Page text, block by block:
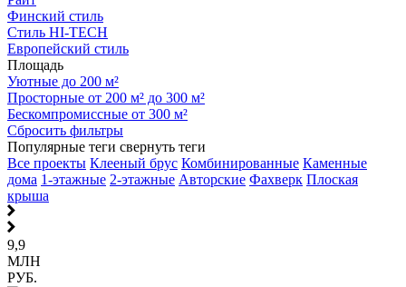
Финский стиль
Стиль HI-TECH
Европейский стиль
Площадь
Уютные до 200 м²
Просторные от 200 м² до 300 м²
Бескомпромиссные от 300 м²
Сбросить фильтры
Популярные теги свернуть теги
Все проекты Клееный брус Комбинированные Каменные
дома 1-этажные 2-этажные Авторские Фахверк Плоская
крыша
9,9
МЛН
РУБ.